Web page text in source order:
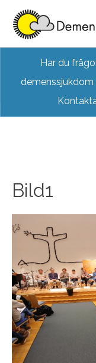
content
Har du
demenssjukdom
Bild1